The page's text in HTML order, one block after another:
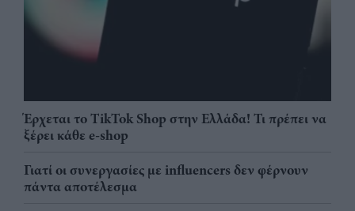
Έρχεται το TikTok Shop στην Ελλάδα! Τι πρέπει να
ξέρει κάθε e-shop
Γιατί οι συνεργασίες με influencers δεν φέρνουν
πάντα αποτέλεσμα